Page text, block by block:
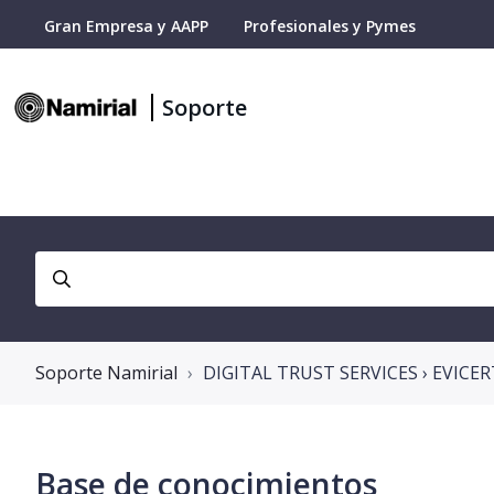
Gran Empresa y AAPP Profesionales y Pymes
Soporte
Soporte Namirial DIGITAL TRUST SERVICES ›
Base de conocimientos